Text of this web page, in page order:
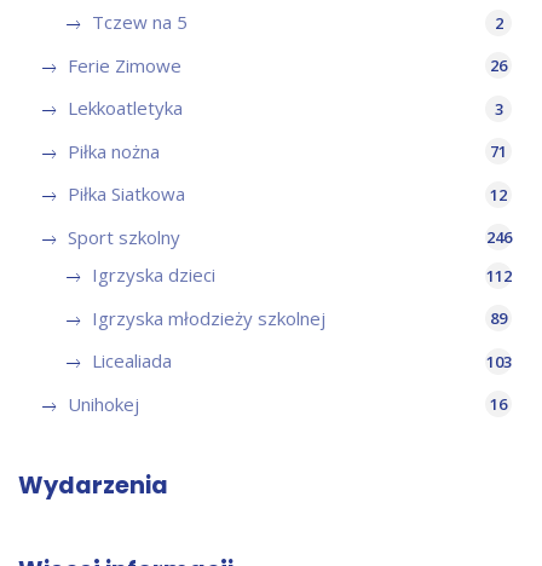
Tczew na 5 2
Ferie Zimowe 26
Lekkoatletyka 3
Piłka nożna 71
Piłka Siatkowa 12
Sport szkolny 246
Igrzyska dzieci 112
Igrzyska młodzieży szkolnej 89
Licealiada 103
Unihokej 16
Wydarzenia